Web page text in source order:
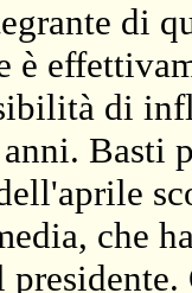
di
è
di
Basti
che